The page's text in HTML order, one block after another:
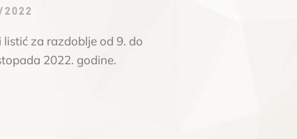
2022
listić za razdoblje od 9. do
2022. godine.